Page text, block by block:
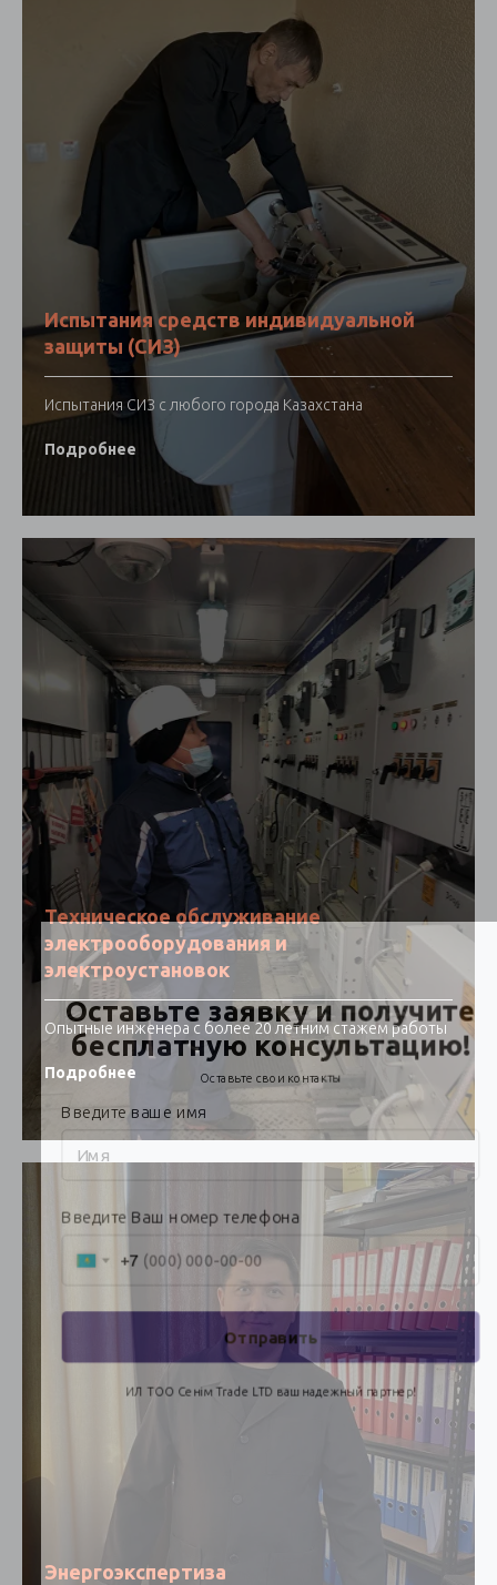
Испытания средств индивидуальной
защиты (СИЗ)
Испытания СИЗ с любого города Казахстана
Подробнее
Техническое обслуживание
электрооборудования и
электроустановок
Опытные инженера с более 20 летним стажем работы
Подробнее
Энергоэкспертиза